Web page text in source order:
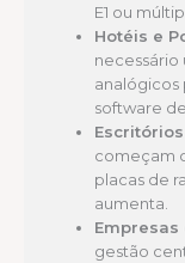
E1 ou
Hotéis e
necessário
analógicos
software
começam
placas de
aumenta.
Empresas
gestão